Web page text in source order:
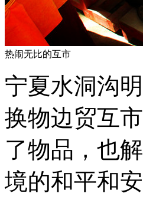
热闹无比的互市
宁夏水洞沟
换物边贸互
了物品，也
境的和平和